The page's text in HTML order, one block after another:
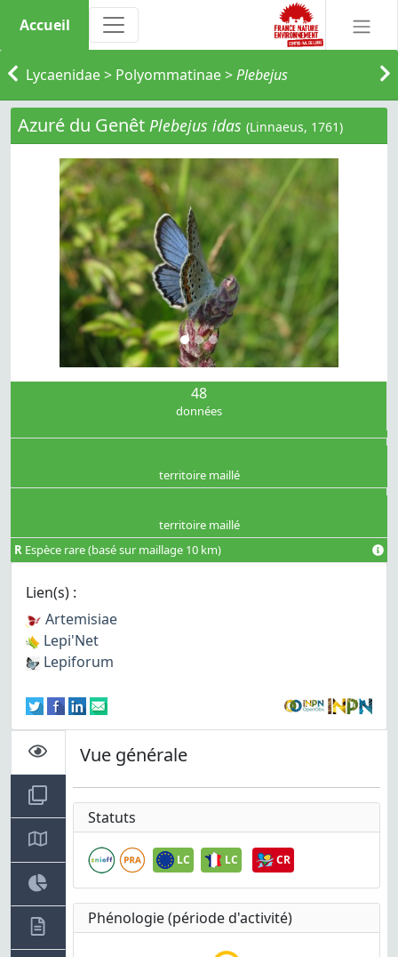
Accueil
Lycaenidae> Polyommatinae>Plebejus
Azuré du Genêt Plebejus idas (Linnaeus, 1761)
48
données
territoire maillé
territoire maillé
R Espèce rare (basé sur maillage 10 km)
Lien(s) :
Artemisiae
Lepi'Net
Lepiforum
Vue générale
Statuts
LC LC CR
Phénologie (période d'activité)